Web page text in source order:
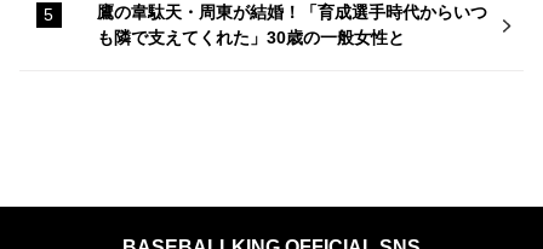
鷹の韋駄天・周東が結婚！「育成選手時代からいつ
も隣で支えてくれた」30歳の一般女性と